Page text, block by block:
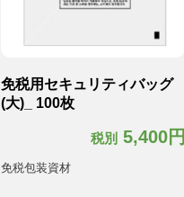
免税用セキュリティバッグ
(大)_ 100枚
税別5,400円
免税包装資材